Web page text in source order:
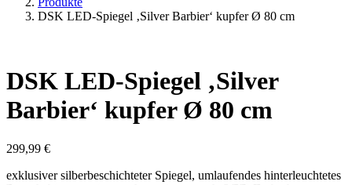
DSK LED-Spiegel ‚Silver Barbier‘ kupfer Ø 80 cm
DSK LED-Spiegel ‚Silver
Barbier‘ kupfer Ø 80 cm
299,99 €
exklusiver silberbeschichteter Spiegel, umlaufendes hinterleuchtetes